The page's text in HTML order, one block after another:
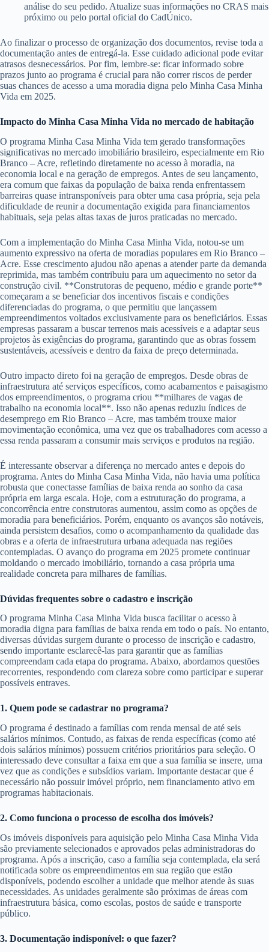
análise do seu pedido. Atualize suas informações no CRAS mais
próximo ou pelo portal oficial do CadÚnico.
Ao finalizar o processo de organização dos documentos, revise toda a
documentação antes de entregá-la. Esse cuidado adicional pode evitar
atrasos desnecessários. Por fim, lembre-se: ficar informado sobre
prazos junto ao programa é crucial para não correr riscos de perder
suas chances de acesso a uma moradia digna pelo Minha Casa Minha
Vida em 2025.
Impacto do Minha Casa Minha Vida no mercado de habitação
O programa Minha Casa Minha Vida tem gerado transformações
significativas no mercado imobiliário brasileiro, especialmente em Rio
Branco – Acre, refletindo diretamente no acesso à moradia, na
economia local e na geração de empregos. Antes de seu lançamento,
era comum que faixas da população de baixa renda enfrentassem
barreiras quase intransponíveis para obter uma casa própria, seja pela
dificuldade de reunir a documentação exigida para financiamentos
habituais, seja pelas altas taxas de juros praticadas no mercado.
Com a implementação do Minha Casa Minha Vida, notou-se um
aumento expressivo na oferta de moradias populares em Rio Branco –
Acre. Esse crescimento ajudou não apenas a atender parte da demanda
reprimida, mas também contribuiu para um aquecimento no setor da
construção civil. **Construtoras de pequeno, médio e grande porte**
começaram a se beneficiar dos incentivos fiscais e condições
diferenciadas do programa, o que permitiu que lançassem
empreendimentos voltados exclusivamente para os beneficiários. Essas
empresas passaram a buscar terrenos mais acessíveis e a adaptar seus
projetos às exigências do programa, garantindo que as obras fossem
sustentáveis, acessíveis e dentro da faixa de preço determinada.
Outro impacto direto foi na geração de empregos. Desde obras de
infraestrutura até serviços específicos, como acabamentos e paisagismo
dos empreendimentos, o programa criou **milhares de vagas de
trabalho na economia local**. Isso não apenas reduziu índices de
desemprego em Rio Branco – Acre, mas também trouxe maior
movimentação econômica, uma vez que os trabalhadores com acesso a
essa renda passaram a consumir mais serviços e produtos na região.
É interessante observar a diferença no mercado antes e depois do
programa. Antes do Minha Casa Minha Vida, não havia uma política
robusta que conectasse famílias de baixa renda ao sonho da casa
própria em larga escala. Hoje, com a estruturação do programa, a
concorrência entre construtoras aumentou, assim como as opções de
moradia para beneficiários. Porém, enquanto os avanços são notáveis,
ainda persistem desafios, como o acompanhamento da qualidade das
obras e a oferta de infraestrutura urbana adequada nas regiões
contempladas. O avanço do programa em 2025 promete continuar
moldando o mercado imobiliário, tornando a casa própria uma
realidade concreta para milhares de famílias.
Dúvidas frequentes sobre o cadastro e inscrição
O programa Minha Casa Minha Vida busca facilitar o acesso à
moradia digna para famílias de baixa renda em todo o país. No entanto,
diversas dúvidas surgem durante o processo de inscrição e cadastro,
sendo importante esclarecê-las para garantir que as famílias
compreendam cada etapa do programa. Abaixo, abordamos questões
recorrentes, respondendo com clareza sobre como participar e superar
possíveis entraves.
1. Quem pode se cadastrar no programa?
O programa é destinado a famílias com renda mensal de até seis
salários mínimos. Contudo, as faixas de renda específicas (como até
dois salários mínimos) possuem critérios prioritários para seleção. O
interessado deve consultar a faixa em que a sua família se insere, uma
vez que as condições e subsídios variam. Importante destacar que é
necessário não possuir imóvel próprio, nem financiamento ativo em
programas habitacionais.
2. Como funciona o processo de escolha dos imóveis?
Os imóveis disponíveis para aquisição pelo Minha Casa Minha Vida
são previamente selecionados e aprovados pelas administradoras do
programa. Após a inscrição, caso a família seja contemplada, ela será
notificada sobre os empreendimentos em sua região que estão
disponíveis, podendo escolher a unidade que melhor atende às suas
necessidades. As unidades geralmente são próximas de áreas com
infraestrutura básica, como escolas, postos de saúde e transporte
público.
3. Documentação indisponível: o que fazer?